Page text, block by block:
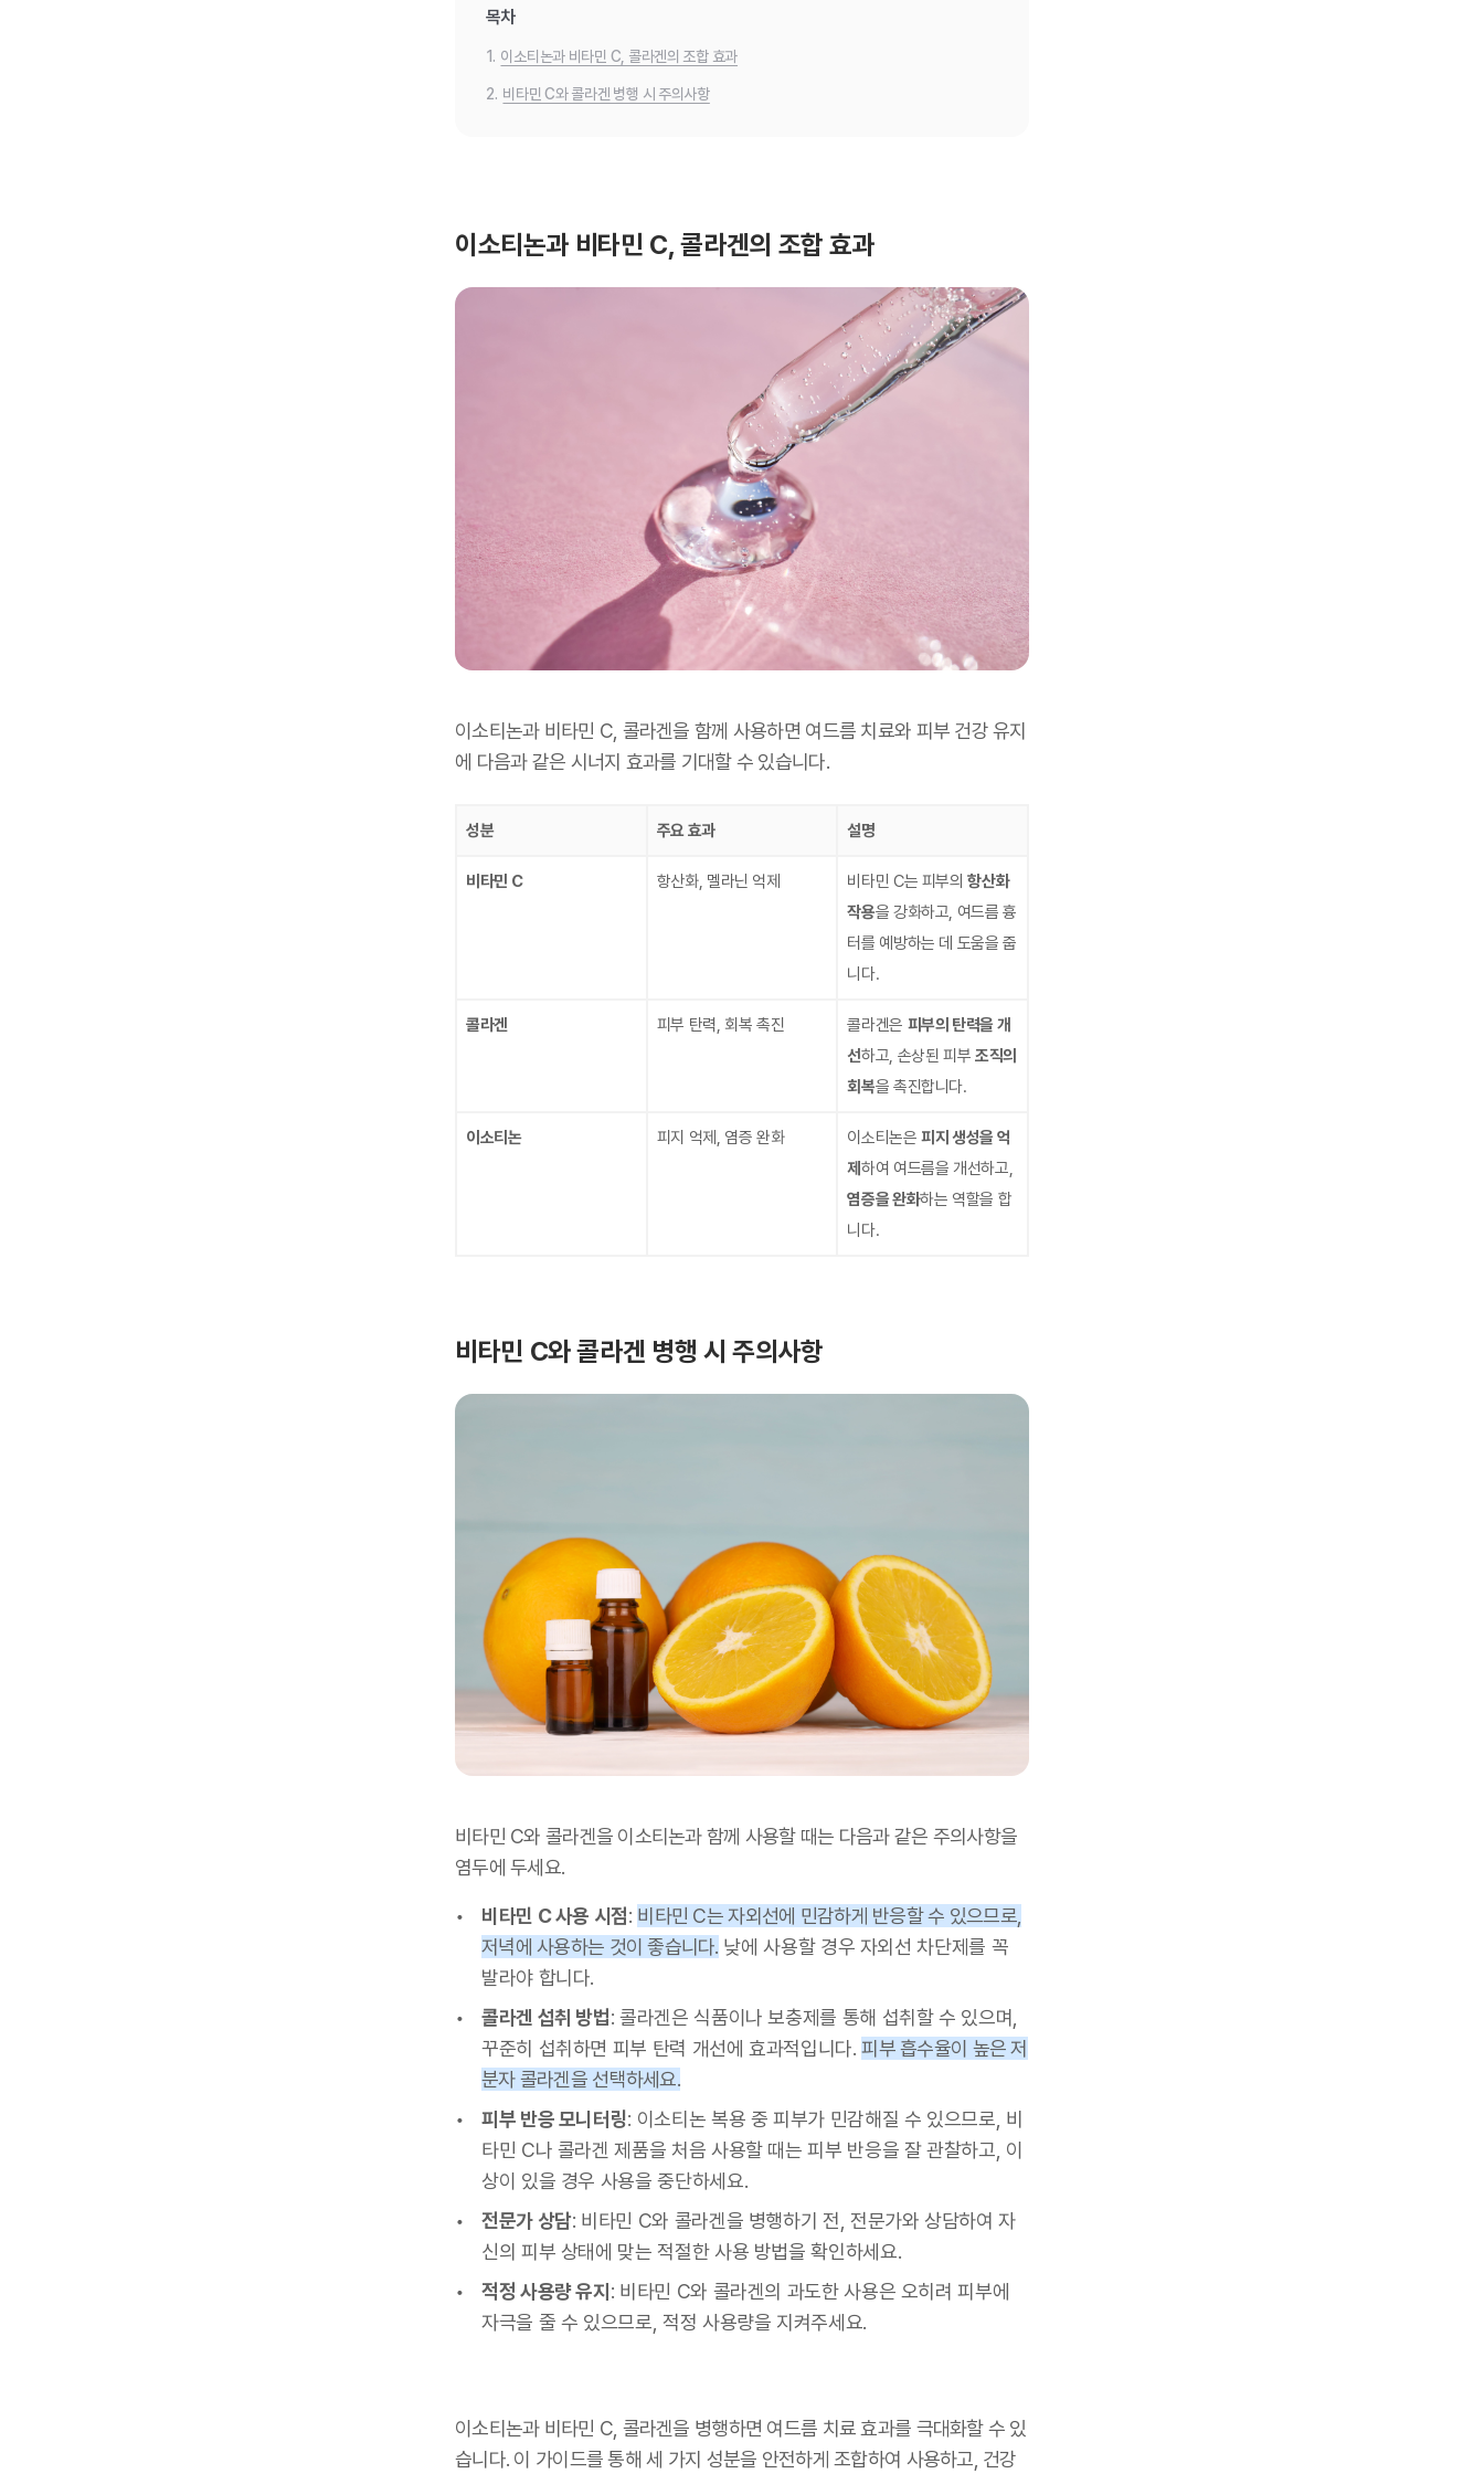
목차
1. 이소티논과 비타민 C, 콜라겐의 조합 효과
2. 비타민 C와 콜라겐 병행 시 주의사항
이소티논과 비타민 C, 콜라겐의 조합 효과
이소티논과 비타민 C, 콜라겐을 함께 사용하면 여드름 치료와 피부 건강 유지
에 다음과 같은 시너지 효과를 기대할 수 있습니다.
성분 주요 효과 설명
비타민 C 항산화, 멜라닌 억제 비타민 C는 피부의항산화
작용을 강화하고, 여드름 흉
터를 예방하는 데 도움을 줍
니다.
콜라겐 피부 탄력, 회복 촉진 콜라겐은 피부의 탄력을 개
선하고, 손상된 피부조직의
회복을 촉진합니다.
이소티논 피지 억제, 염증 완화 이소티논은피지 생성을 억
제 하여 여드름을 개선하고,
염증을 완화하는 역할을 합
니다.
비타민 C와 콜라겐 병행 시 주의사항
비타민 C와 콜라겐을 이소티논과 함께 사용할 때는 다음과 같은 주의사항을
염두에 두세요.
비타민 C 사용 시점: 비타민 C는 자외선에 민감하게 반응할 수 있으므로,
저녁에 사용하는 것이 좋습니다. 낮에 사용할 경우 자외선 차단제를 꼭
발라야 합니다.
콜라겐 섭취 방법: 콜라겐은 식품이나 보충제를 통해 섭취할 수 있으며,
꾸준히 섭취하면 피부 탄력 개선에 효과적입니다.피부 흡수율이 높은 저
분자 콜라겐을 선택하세요.
피부 반응 모니터링: 이소티논 복용 중 피부가 민감해질 수 있으므로, 비
타민 C나 콜라겐 제품을 처음 사용할 때는 피부 반응을 잘 관찰하고, 이
상이 있을 경우 사용을 중단하세요.
전문가 상담: 비타민 C와 콜라겐을 병행하기 전, 전문가와 상담하여 자
신의 피부 상태에 맞는 적절한 사용 방법을 확인하세요.
적정 사용량 유지 : 비타민 C와 콜라겐의 과도한 사용은 오히려 피부에
자극을 줄 수 있으므로, 적정 사용량을 지켜주세요.
이소티논과 비타민 C, 콜라겐을 병행하면 여드름 치료 효과를 극대화할 수 있
습니다. 이 가이드를 통해 세 가지 성분을 안전하게 조합하여 사용하고, 건강